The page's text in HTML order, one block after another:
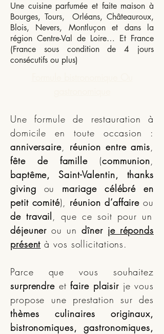
Une cuisine parfumée et faite maison à
Bourges, Tours, Orléans, Châteauroux,
Blois, Nevers, Montluçon et dans la
région Centre-Val de Loire… Et France
(France sous condition de 4 jours
consécutifs ou plus)
Une formule de restauration à
domicile en toute occasion :
anniversaire, réunion entre amis,
fête de famille(communion,
baptême, Saint-Valentin, thanks
giving ou mariage célébré en
petit comité), réunion d’affaireou
de travail, que ce soit pour un
déjeunerou undîner je réponds
présent à vos sollicitations.
Parce que vous souhaitez
surprendre etfaire plaisir je vous
propose une prestation sur des
thèmes culinaires originaux,
bistronomiques, gastronomiques,